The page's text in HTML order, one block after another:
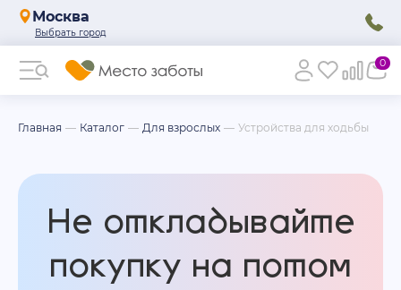
Москва
0
Главная Каталог Для взрослых Устройства для ходьбы
Не откладывайте
покупку на потом